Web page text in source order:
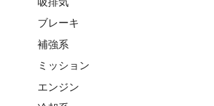
ブレーキ
補強系
ミッション
エンジン